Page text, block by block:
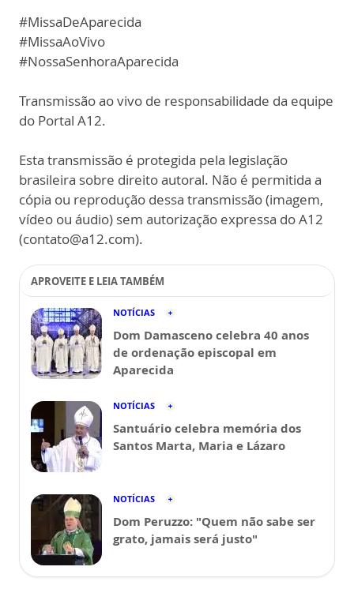
#MissaDeAparecida
#MissaAoVivo
#NossaSenhoraAparecida
Transmissão ao vivo de responsabilidade da equipe
do Portal A12.
Esta transmissão é protegida pela legislação
brasileira sobre direito autoral. Não é permitida a
cópia ou reprodução dessa transmissão (imagem,
vídeo ou áudio) sem autorização expressa do A12
(contato@a12.com).
APROVEITE E LEIA TAMBÉM
NOTÍCIAS
Dom Damasceno celebra 40 anos
de ordenação episcopal em
Aparecida
NOTÍCIAS
Santuário celebra memória dos
Santos Marta, Maria e Lázaro
NOTÍCIAS
Dom Peruzzo: "Quem não sabe ser
grato, jamais será justo"